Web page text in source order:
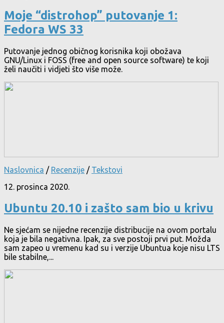
Moje “distrohop” putovanje 1:
Fedora WS 33
Putovanje jednog običnog korisnika koji obožava
GNU/Linux i FOSS (free and open source software) te koji
želi naučiti i vidjeti što više može.
Naslovnica / Recenzije / Tekstovi
12. prosinca 2020.
Ubuntu 20.10 i zašto sam bio u krivu
Ne sjećam se nijedne recenzije distribucije na ovom portalu
koja je bila negativna. Ipak, za sve postoji prvi put. Možda
sam zapeo u vremenu kad su i verzije Ubuntua koje nisu LTS
bile stabilne,...